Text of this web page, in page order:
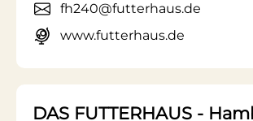
fh240@futterhaus.de
www.futterhaus.de
DAS FUTTERHAUS -